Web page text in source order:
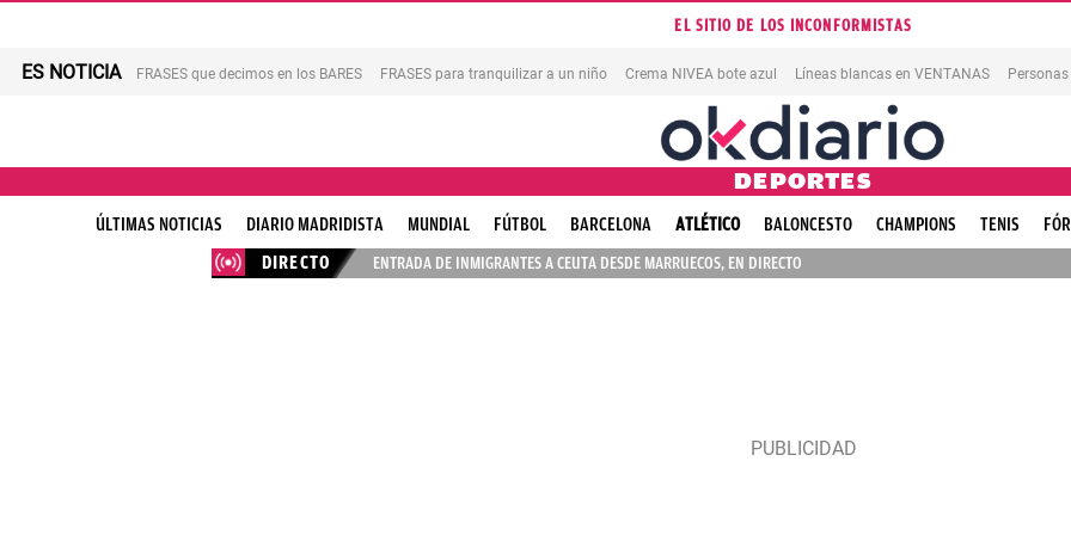
EL SITIO DE LOS INCONFORMISTAS
ES NOTICIA FRASES que decimos en los BARES FRASES para tranquilizar a un niño Crema NIVEA bote azul Líneas blancas en VENTANAS Personas
DEPORTES
ÚLTIMAS NOTICIAS DIARIO MADRIDISTA MUNDIAL FÚTBOL BARCELONA ATLÉTICO BALONCESTO CHAMPIONS TENIS
DIRECTO
ENTRADA DE INMIGRANTES A CEUTA DESDE MARRUECOS, EN DIRECTO